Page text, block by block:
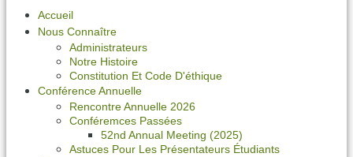
Accueil
Nous Connaître
Administrateurs
Notre Histoire
Constitution Et Code D'éthique
Conférence Annuelle
Rencontre Annuelle 2026
Conféremces Passées
52nd Annual Meeting (2025)
Astuces Pour Les Présentateurs Étudiants